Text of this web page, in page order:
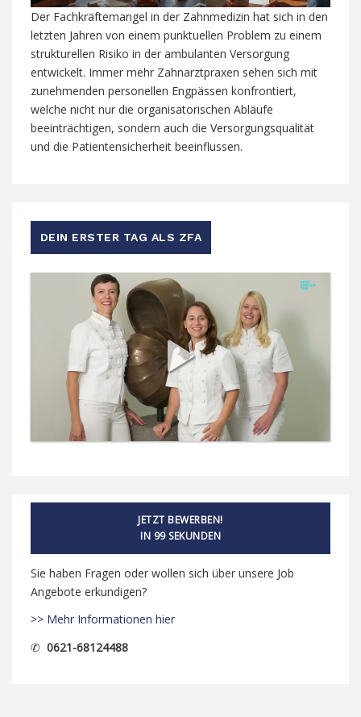
Der Fachkräftemangel in der Zahnmedizin hat sich in den
letzten Jahren von einem punktuellen Problem zu einem
strukturellen Risiko in der ambulanten Versorgung
entwickelt. Immer mehr Zahnarztpraxen sehen sich mit
zunehmenden personellen Engpässen konfrontiert,
welche nicht nur die organisatorischen Abläufe
beeinträchtigen, sondern auch die Versorgungsqualität
und die Patientensicherheit beeinflussen.
DEIN ERSTER TAG ALS ZFA
JETZT BEWERBEN!
IN 99 SEKUNDEN
Sie haben Fragen oder wollen sich über unsere Job
Angebote erkundigen?
>> Mehr Informationen hier
✆ 0621-68124488